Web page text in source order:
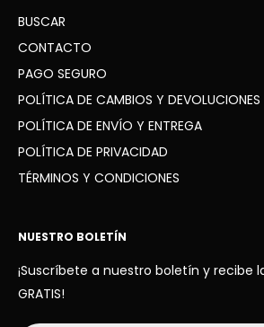
WhatsApp: +34 936 41 91 63
BUSCAR
CONTACTO
PAGO SEGURO
POLÍTICA DE CAMBIOS Y DEVOLUCIONES
POLÍTICA DE ENVÍO Y ENTREGA
POLÍTICA DE PRIVACIDAD
TÉRMINOS Y CONDICIONES
NUESTRO BOLETÍN
¡Suscríbete a nuestro boletín y recibe
GRATIS!